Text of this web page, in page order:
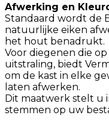
Afwerking en
Standaard wordt de
natuurlijke eiken
het hout benadrukt.
Voor diegenen die
uitstraling, biedt
om de kast in elke
laten afwerken.
Dit maatwerk stelt u
stemmen op uw